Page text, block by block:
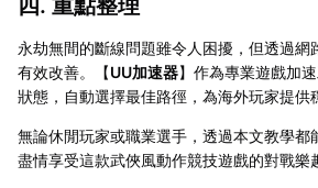
四. 重點整理
永劫無間的斷線問題雖令人困擾，但透過網
有效改善。【UU加速器】作為專業遊戲加
狀態，自動選擇最佳路徑，為海外玩家提供
無論休閒玩家或職業選手，透過本文教學都
盡情享受這款武俠風動作競技遊戲的對戰樂